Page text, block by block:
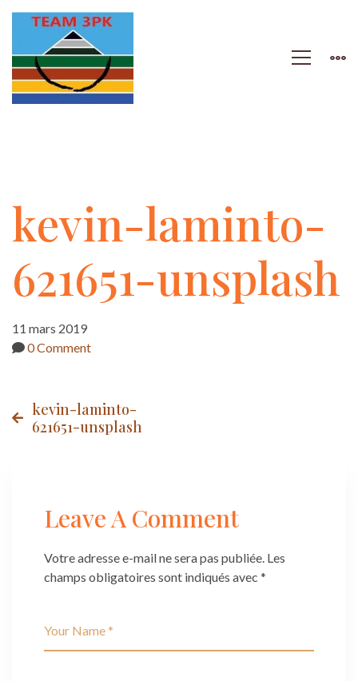
kevin-
laminto-
621651-
unsplash
kevin-laminto-
621651-unsplash
11 mars 2019
0 Comment
Post
kevin-laminto-
621651-unsplash
Leave A Comment
Votre adresse e-mail ne sera pas publiée. Les
champs obligatoires sont indiqués avec *